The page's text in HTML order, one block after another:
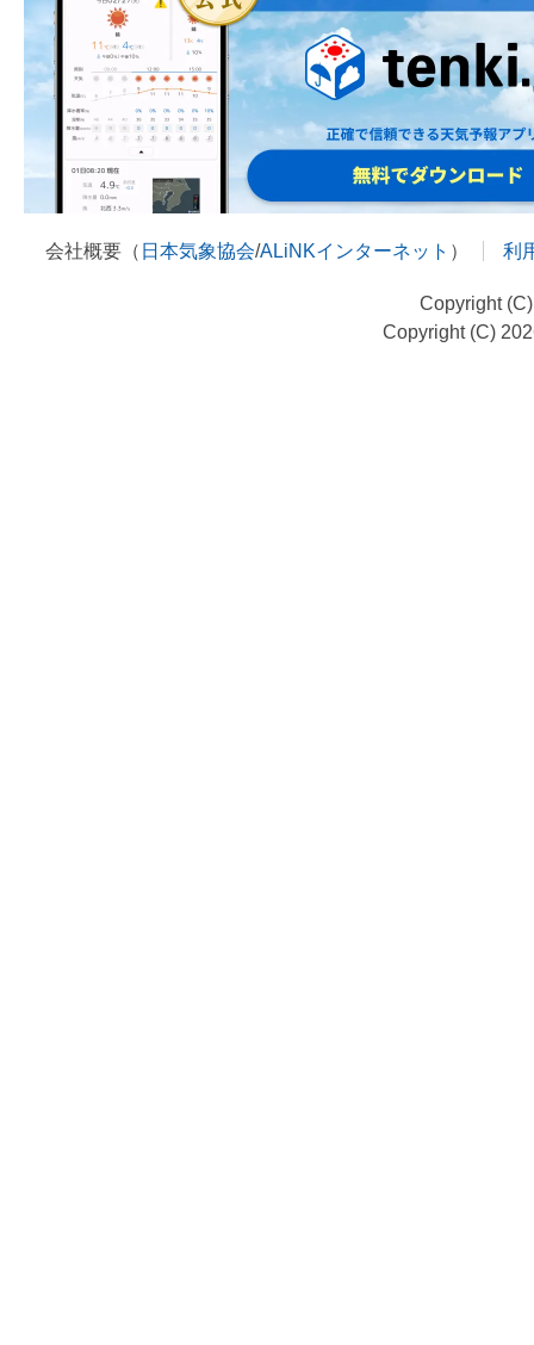
会社概要（ 日本気象協会/ALiNKインターネット ） 利
Copyright
Copyright (C)